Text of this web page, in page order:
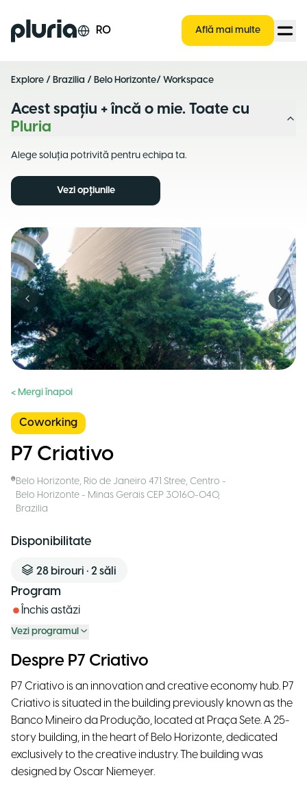
Logo Pluria RO Află mai multe
Explore / Brazilia / Belo Horizonte/ Workspace
Acest spațiu + încă o mie. Toate cu
Pluria
Alege soluția potrivită pentru echipa ta.
Vezi opțiunile
Previous slide Next
< Mergi înapoi
Coworking
P7 Criativo
Belo Horizonte, Rio de Janeiro 471 Stree, Centro -
Belo Horizonte - Minas Gerais CEP 30160-040,
Brazilia
Disponibilitate
28 birouri • 2 săli
Program
Închis astăzi
Vezi programul
Despre P7 Criativo
P7 Criativo is an innovation and creative economy hub. P7
Criativo is situated in the building previously known as the
Banco Mineiro da Produção, located at Praça Sete. A 25-
story building, in the heart of Belo Horizonte, dedicated
exclusively to the creative industry. The building was
designed by Oscar Niemeyer.